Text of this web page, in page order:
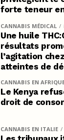
forte teneur
CANNABIS MÉDICAL
Une huile
résultats
l’agitation
atteintes de
CANNABIS EN
Le Kenya
droit de
CANNABIS EN ITALIE